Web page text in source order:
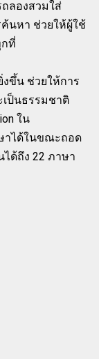
ถลองสวมใส่
ค้นหา ช่วยให้ผู้ใช้
ที่
งขึ้น ช่วยให้การ
ป็นธรรมชาติ
ใน
าได้ในขณะถอด
ด้ถึง 22 ภาษา